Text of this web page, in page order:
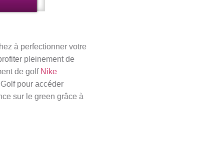
à perfectionner votre
pleinement de
de golf Nike
pour accéder
sur le green grâce à